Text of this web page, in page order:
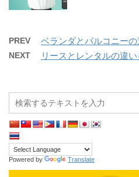
PREV ベランダとバルコニー
NEXT リースとレンタルの違
Powered by Translate